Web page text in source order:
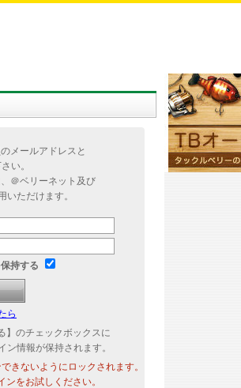
メールアドレスと
い。
＠ベリーネット及び
いただけます。
ら
】のチェックボックスに
情報が保持されます。
きないようにロックされます。
をお試しください。
持する